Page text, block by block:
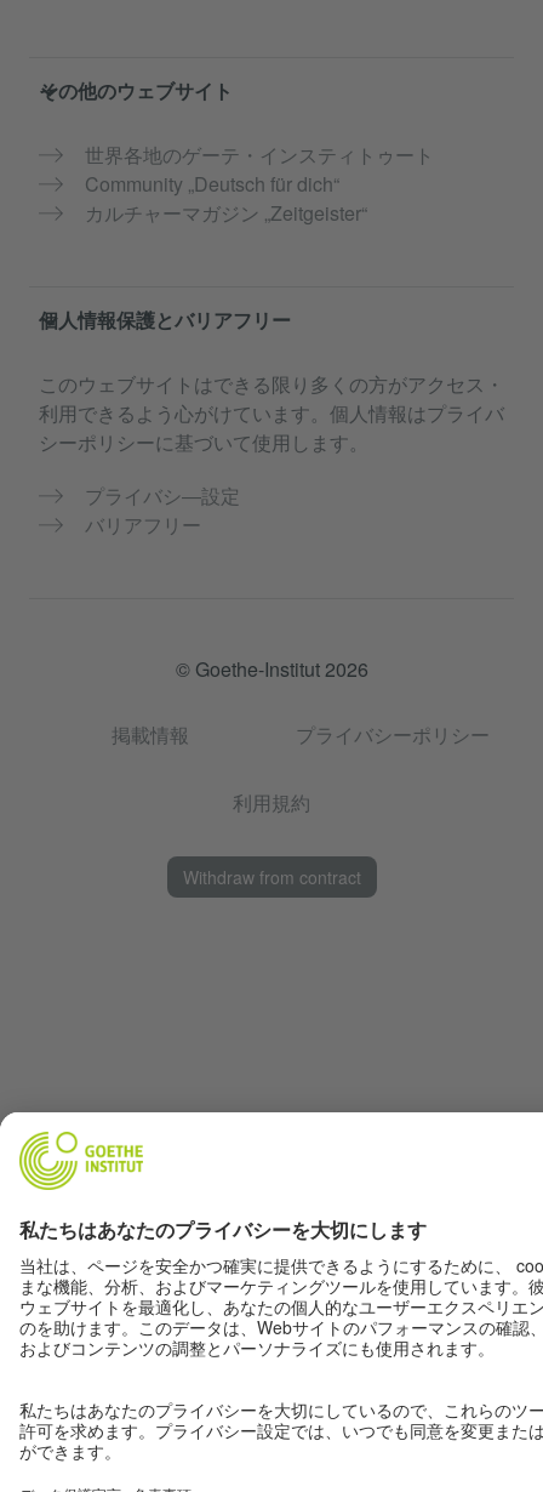
その他のウェブサイト
世界各地のゲーテ・インスティトゥート
Community „Deutsch für dich“
カルチャーマガジン „Zeitgeister“
個人情報保護とバリアフリー
このウェブサイトはできる限り多くの方がアクセス・
利用できるよう心がけています。個人情報はプライバ
シーポリシーに基づいて使用します。
プライバシ―設定
バリアフリー
© Goethe-Institut 2026
掲載情報 プライバシーポリシー
利用規約
Withdraw from contract